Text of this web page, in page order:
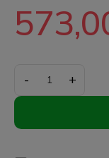
- +